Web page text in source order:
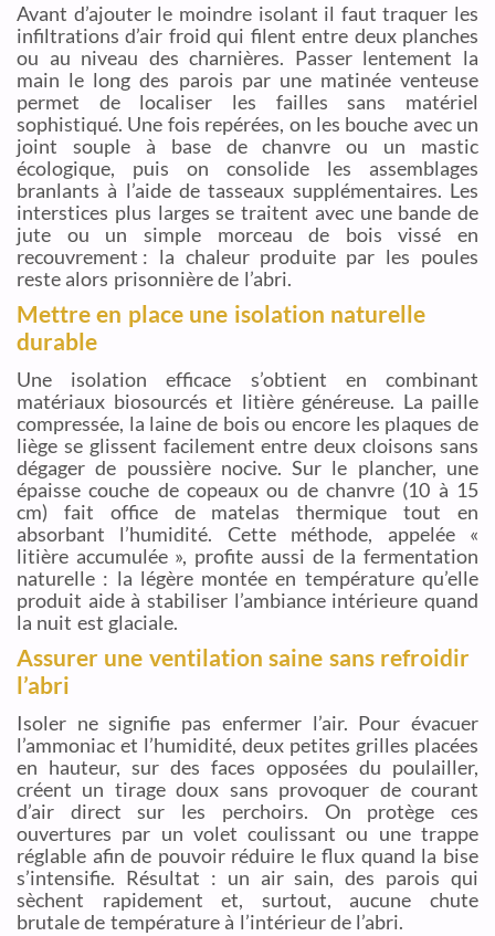
Avant d’ajouter le moindre isolant il faut traquer les
infiltrations d’air froid qui filent entre deux planches
ou au niveau des charnières. Passer lentement la
main le long des parois par une matinée venteuse
permet de localiser les failles sans matériel
sophistiqué. Une fois repérées, on les bouche avec un
joint souple à base de chanvre ou un mastic
écologique, puis on consolide les assemblages
branlants à l’aide de tasseaux supplémentaires. Les
interstices plus larges se traitent avec une bande de
jute ou un simple morceau de bois vissé en
recouvrement : la chaleur produite par les poules
reste alors prisonnière de l’abri.
Mettre en place une isolation naturelle
durable
Une isolation efficace s’obtient en combinant
matériaux biosourcés et litière généreuse. La paille
compressée, la laine de bois ou encore les plaques de
liège se glissent facilement entre deux cloisons sans
dégager de poussière nocive. Sur le plancher, une
épaisse couche de copeaux ou de chanvre (10 à 15
cm) fait office de matelas thermique tout en
absorbant l’humidité. Cette méthode, appelée «
litière accumulée », profite aussi de la fermentation
naturelle : la légère montée en température qu’elle
produit aide à stabiliser l’ambiance intérieure quand
la nuit est glaciale.
Assurer une ventilation saine sans refroidir
l’abri
Isoler ne signifie pas enfermer l’air. Pour évacuer
l’ammoniac et l’humidité, deux petites grilles placées
en hauteur, sur des faces opposées du poulailler,
créent un tirage doux sans provoquer de courant
d’air direct sur les perchoirs. On protège ces
ouvertures par un volet coulissant ou une trappe
réglable afin de pouvoir réduire le flux quand la bise
s’intensifie. Résultat : un air sain, des parois qui
sèchent rapidement et, surtout, aucune chute
brutale de température à l’intérieur de l’abri.